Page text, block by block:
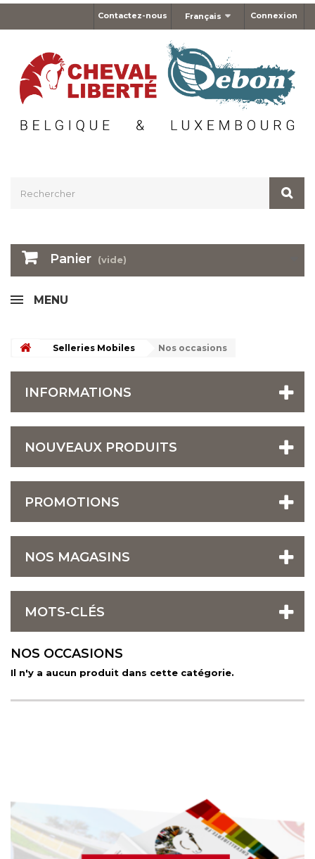
Connexion
Français
Contactez-nous
Panier (vide)
MENU
Selleries Mobiles Nos occasions
INFORMATIONS
NOUVEAUX PRODUITS
PROMOTIONS
NOS MAGASINS
MOTS-CLÉS
NOS OCCASIONS
Il n'y a aucun produit dans cette catégorie.